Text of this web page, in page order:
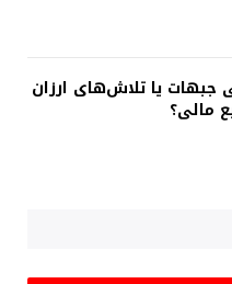
جبهات یا تلاش‌های ارزان
مالی؟